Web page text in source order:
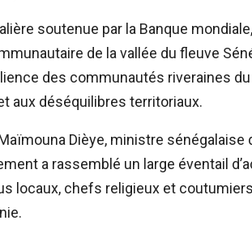
soutenue par la Banque
de la vallée du fleuve
des communautés riveraines
aux déséquilibres territoriaux.
Dièye, ministre sénégalaise
a rassemblé un large éventail
locaux, chefs religieux et